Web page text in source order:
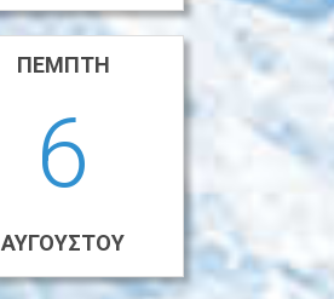
ΠΈΜΠΤΗ
6
ΑΥΓΟΎΣΤΟΥ